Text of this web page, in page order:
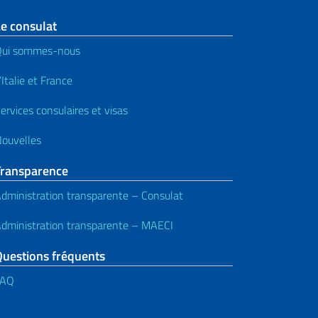
consulat
sommes-nous
et France
consulaires et visas
transparente – Consulat
transparente – MAECI
fréquents